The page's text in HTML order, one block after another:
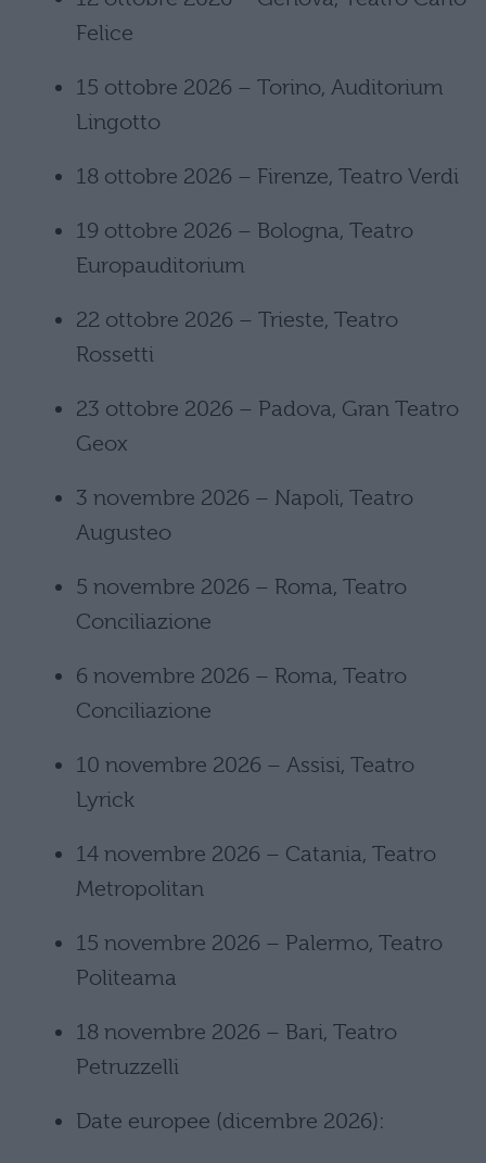
Felice
15 ottobre 2026 – Torino, Auditorium
Lingotto
18 ottobre 2026 – Firenze, Teatro Verdi
19 ottobre 2026 – Bologna, Teatro
Europauditorium
22 ottobre 2026 – Trieste, Teatro
Rossetti
23 ottobre 2026 – Padova, Gran Teatro
Geox
3 novembre 2026 – Napoli, Teatro
Augusteo
5 novembre 2026 – Roma, Teatro
Conciliazione
6 novembre 2026 – Roma, Teatro
Conciliazione
10 novembre 2026 – Assisi, Teatro
Lyrick
14 novembre 2026 – Catania, Teatro
Metropolitan
15 novembre 2026 – Palermo, Teatro
Politeama
18 novembre 2026 – Bari, Teatro
Petruzzelli
Date europee (dicembre 2026):